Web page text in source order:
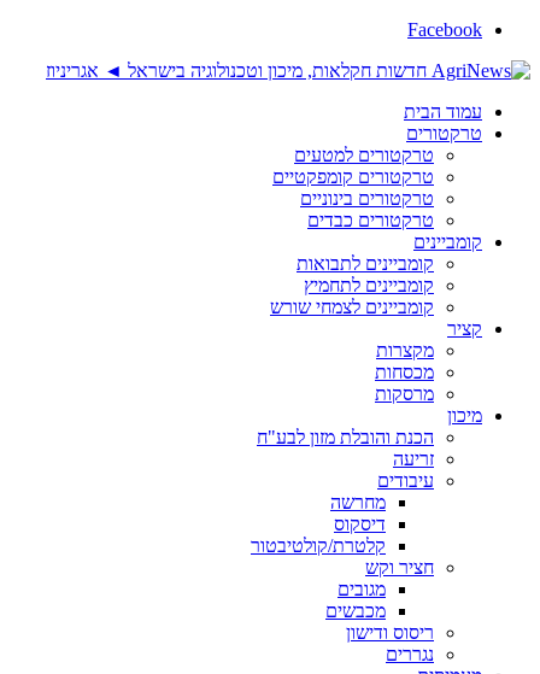
Facebook
עמוד הבית
טרקטורים
טרקטורים למטעים
טרקטורים קומפקטיים
טרקטורים בינוניים
טרקטורים כבדים
קומביינים
קומביינים לתבואות
קומביינים לתחמיץ
קומביינים לצמחי שורש
קציר
מקצרות
מכסחות
מרסקות
מיכון
הכנת והובלת מזון לבע"ח
זריעה
עיבודים
מחרשה
דיסקוס
קלטרת/קולטיבטור
חציר וקש
מגובים
מכבשים
ריסוס ודישון
נגררים